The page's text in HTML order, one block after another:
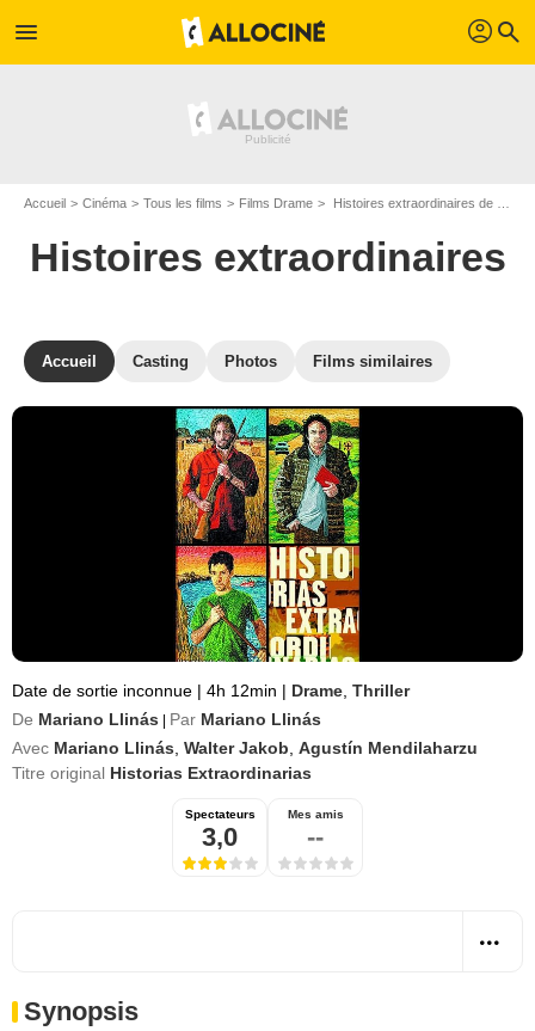
menu profil search
Accueil Cinéma Tous les films Films Drame Histoires extraordinaires de Mariano Llinás
Histoires extraordinaires
Accueil Casting Photos Films similaires
Date de sortie inconnue | 4h 12min | Drame Thriller
De Mariano Llinás Par Mariano Llinás
Avec Mariano Llinás Walter Jakob Agustín Mendilaharzu
Titre original Historias Extraordinarias
Spectateurs
3,0
Mes amis
--
Synopsis